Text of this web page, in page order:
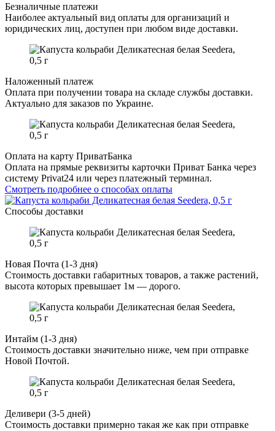
Безналичные платежи
Наиболее актуальный вид оплаты для организаций и
юридических лиц, доступен при любом виде доставки.
Наложенный платеж
Оплата при получении товара на складе службы доставки.
Актуально для заказов по Украине.
Оплата на карту ПриватБанка
Оплата на прямые реквизиты карточки Приват Банка через
систему Privat24 или через платежный терминал.
Смотреть подробнее о способах оплаты
Способы доставки
Новая Почта (1-3 дня)
Стоимость доставки габаритных товаров, а также растений,
высота которых превышает 1м — дорого.
Интайм (1-3 дня)
Стоимость доставки значительно ниже, чем при отправке
Новой Почтой.
Деливери (3-5 дней)
Стоимость доставки примерно такая же как при отправке